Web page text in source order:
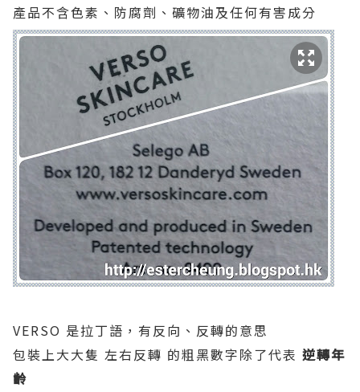
產品不含色素、防腐劑、礦物油及任何有害成分
VERSO 是拉丁語，有反向、反轉的意思
包裝上大大隻 左右反轉 的粗黑數字除了代表 逆轉年
齡